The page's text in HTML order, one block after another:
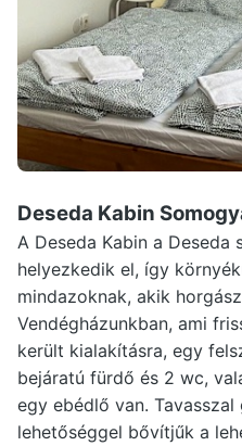
Deseda Kabin
A Deseda Kabin a Deseda
helyezkedik el, így
mindazoknak, akik
Vendégházunkban, ami
került kialakításra, egy
bejáratú fürdő és 2 wc,
egy ebédlő van.
lehetőséggel bővítjűk a